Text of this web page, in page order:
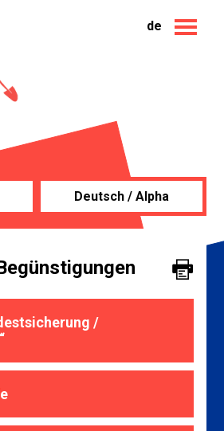
de
Deutsch / Alpha
/